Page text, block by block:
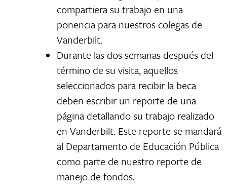
compartiera su trabajo en una
ponencia para nuestros colegas de
Vanderbilt.
Durante las dos semanas después del
término de su visita, aquellos
seleccionados para recibir la beca
deben escribir un reporte de una
página detallando su trabajo realizado
en Vanderbilt. Este reporte se mandará
al Departamento de Educación Pública
como parte de nuestro reporte de
manejo de fondos.